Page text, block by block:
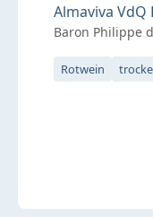
Almaviva
Baron Philippe
Rotwein